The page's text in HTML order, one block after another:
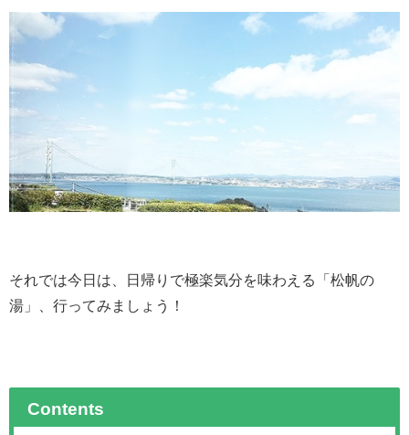
それでは今日は、日帰りで極楽気分を味わえる「松帆の
湯」、行ってみましょう！
Contents